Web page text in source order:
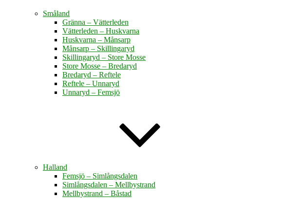
Småland
Gränna – Vätterleden
Vätterleden – Huskvarna
Huskvarna – Månsarp
Månsarp – Skillingaryd
Skillingaryd – Store Mosse
Store Mosse – Bredaryd
Bredaryd – Reftele
Reftele – Unnaryd
Unnaryd – Femsjö
Halland
Femsjö – Simlångsdalen
Simlångsdalen – Mellbystrand
Mellbystrand – Båstad